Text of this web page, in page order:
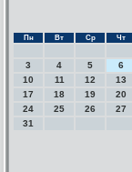
Пн Вт Ср Чт
3
4 5 6
10
11 12 13
17
18 19 20
24
25 26 27
31